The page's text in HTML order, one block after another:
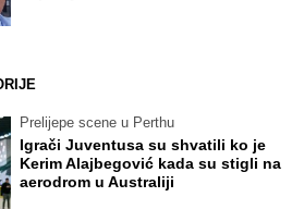
Prelijepe scene u Perthu
Igrači Juventusa su shvatili ko je
Kerim Alajbegović kada su stigli na
aerodrom u Australiji